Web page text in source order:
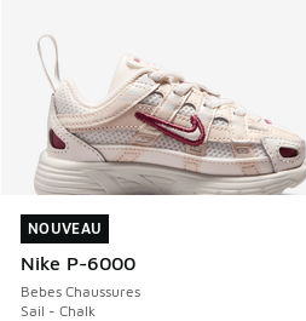
NOUVEAU
Nike P-6000
Bebes Chaussures
Sail - Chalk
NOUVEAU